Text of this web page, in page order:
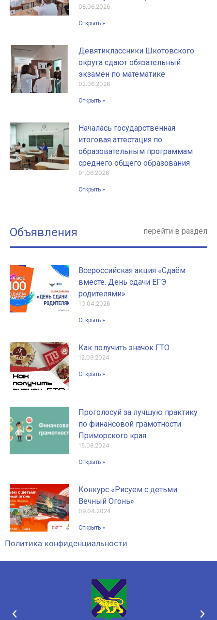
08.06.2026
Открыть »
Девятиклассники Шкотовского
округа сдают обязательный
экзамен по математике
02.06.2026
Открыть »
Началась государственная
итоговая аттестация по
образовательным программам
среднего общего образования
01.06.2026
Открыть »
Объявления перейти в раздел
Всероссийская акция «Сдаём
вместе. День сдачи ЕГЭ
родителями»
10.04.2026
Открыть »
Как получить значок ГТО
12.09.2024
Открыть »
Проголосуй за лучшую практику
по финансовой грамотности
Приморского края
15.08.2024
Открыть »
Конкурс «Рисуем с детьми
Вечный Огонь»
09.04.2024
Открыть »
Политика конфиденциальности